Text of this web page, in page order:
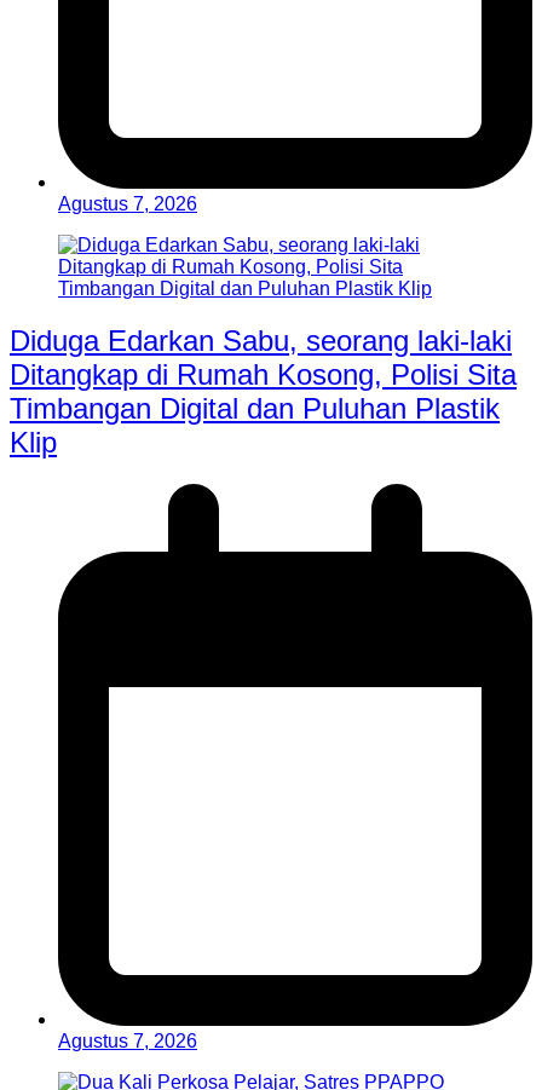
Agustus 7, 2026
Diduga Edarkan Sabu, seorang laki-laki
Ditangkap di Rumah Kosong, Polisi Sita
Timbangan Digital dan Puluhan Plastik
Klip
Agustus 7, 2026